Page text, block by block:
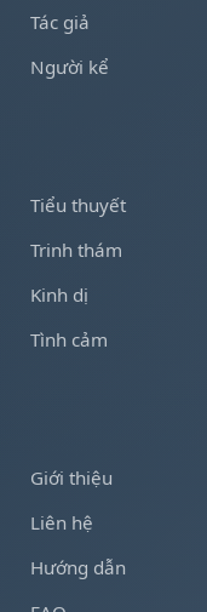
Tác giả
Người kể
Tiểu thuyết
Trinh thám
Kinh dị
Tình cảm
Giới thiệu
Liên hệ
Hướng dẫn